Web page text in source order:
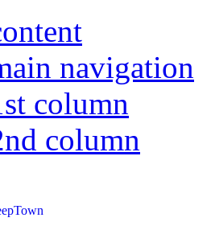
navigation
column
column